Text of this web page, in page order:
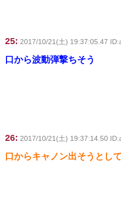
25: 2017/10/21(土) 19:37:05.47
口から波動弾撃ちそう
26: 2017/10/21(土) 19:37:14.50
口からキャノン出そうとし